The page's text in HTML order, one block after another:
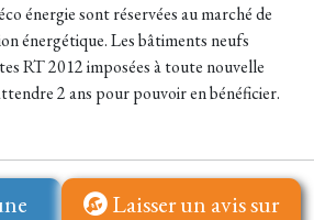
énergie sont réservées au marché de
énergétique. Les bâtiments neufs
RT 2012 imposées à toute nouvelle
2 ans pour pouvoir en bénéficier.
Laisser un avis sur